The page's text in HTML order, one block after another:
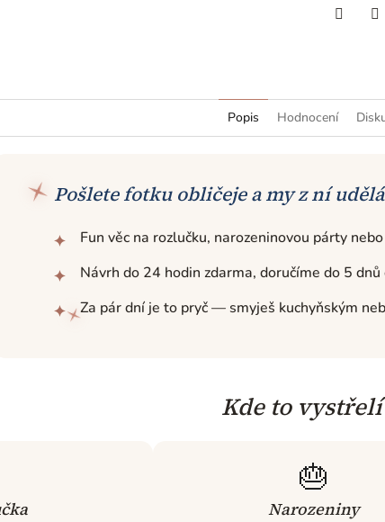
Popis Hodnocení
Pošlete fotku obličeje a my z ní
✦ Fun věc na rozlučku, narozeninovou párty
✦ Návrh do 24 hodin zdarma, doručíme do 5 dnů
✦ Za pár dní je to pryč — smyješ kuchyňským
Kde to vystřelí
🎂
Narozeniny